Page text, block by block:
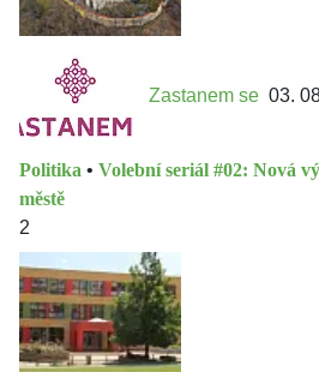
Zastanem se 03.
Politika • Volební seriál #02: Nová
městě
2